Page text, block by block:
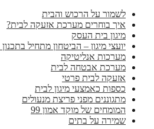
לשמור על הרכוש והבית
איך בוחרים מערכת אזעקה לבית?
מיגון בית העסק
יועצי מיגון – הביטחון מתחיל בתכנון
מערכות אנליטיקה
מערכת אבטחה לבית
אזעקה לבית פרטי
כספות כאמצעי מיגון לבית
מתגוננים מפני פריצת מנעולים
המומחים של מוקד אמון 99
שמירה על בתים